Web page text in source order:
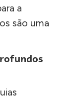
a
são uma